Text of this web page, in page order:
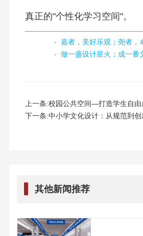
真正的"个性化学习空间"。
- 嘉者，美好乐观；尧者，
- 做一盏设计星火；成一番
上一条:校园公共空间—打造学生自由
下一条:中小学文化设计：从规范到
其他新闻推荐